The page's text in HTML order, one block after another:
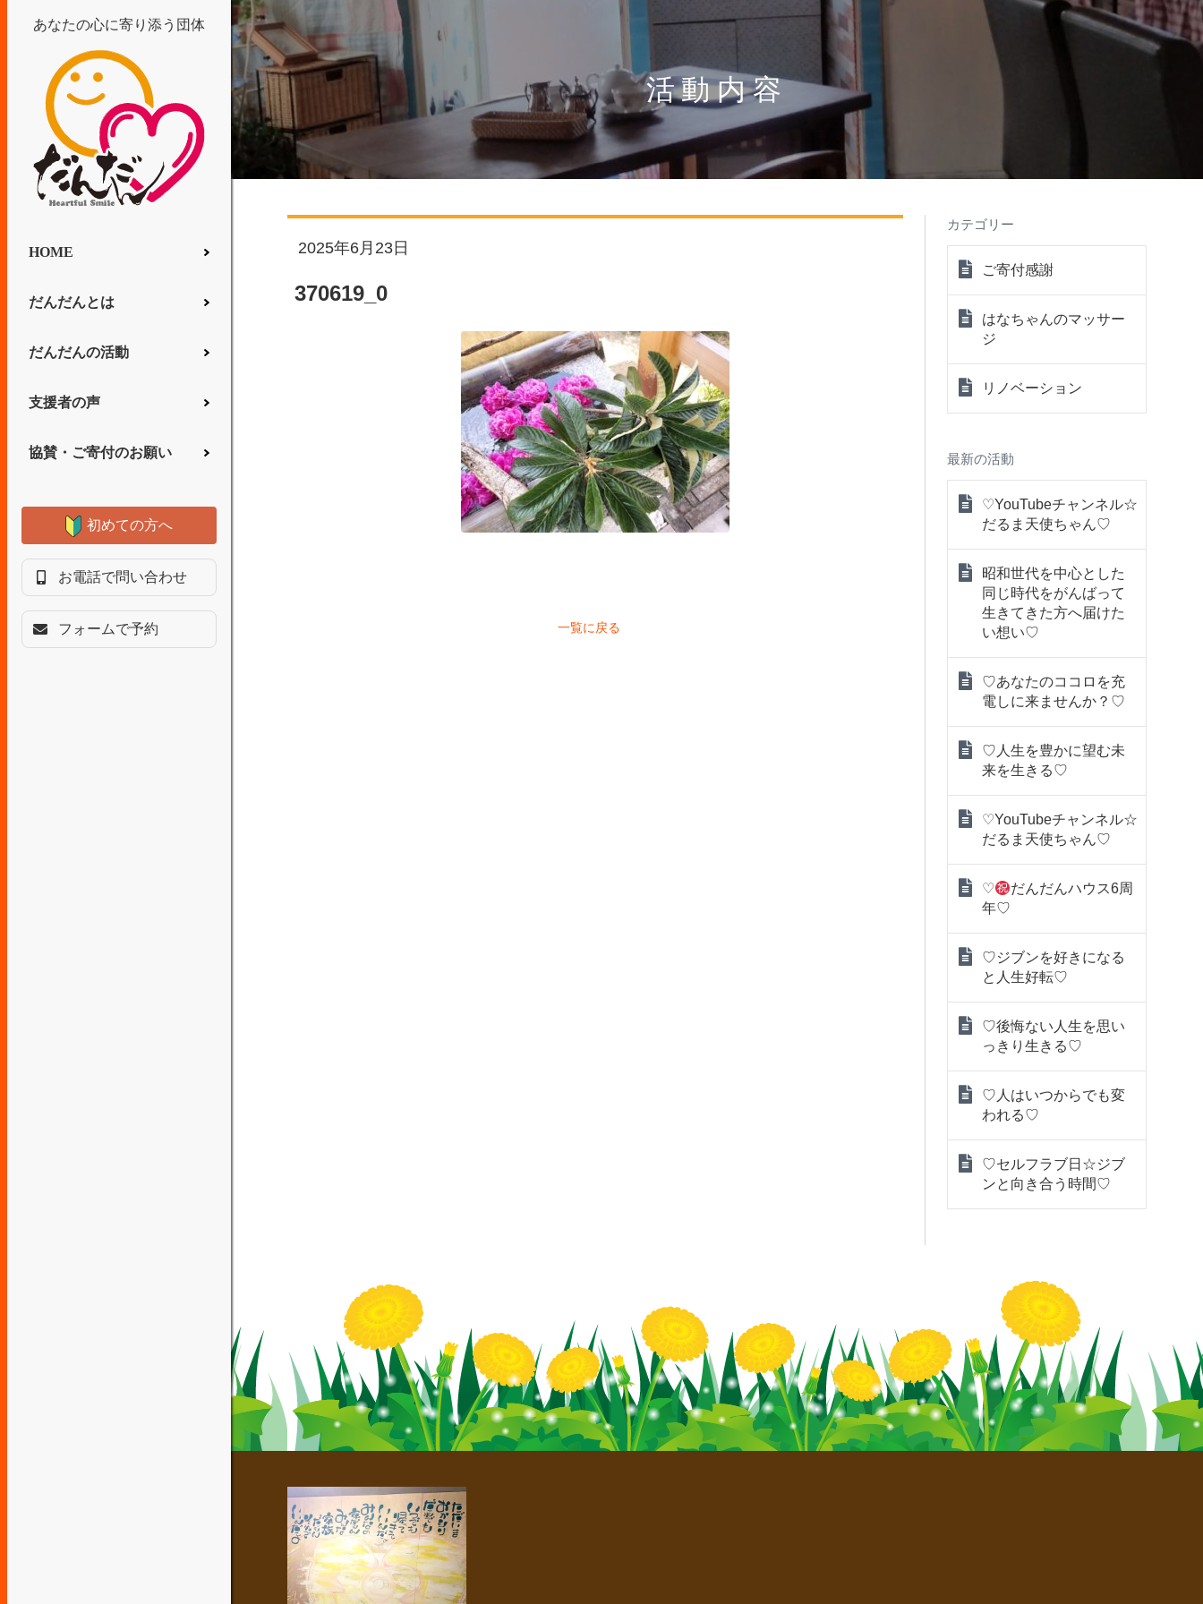
あなたの心に寄り添う団体
HOME
だんだんとは
だんだんの活動
支援者の声
協賛・ご寄付のお願い
初めての方へ
お電話で問い合わせ
フォームで予約
活動内容
2025年6月23日
370619_0
一覧に戻る
カテゴリー
ご寄付感謝
はなちゃんのマッサー
ジ
リノベーション
最新の活動
♡YouTubeチャンネル☆
だるま天使ちゃん♡
昭和世代を中心とした
同じ時代をがんばって
生きてきた方へ届けた
い想い♡
♡あなたのココロを充
電しに来ませんか？♡
♡人生を豊かに望む未
来を生きる♡
♡YouTubeチャンネル☆
だるま天使ちゃん♡
♡
だんだんハウス6周
年♡
♡ジブンを好きになる
と人生好転♡
♡後悔ない人生を思い
っきり生きる♡
♡人はいつからでも変
われる♡
♡セルフラブ日☆ジブ
ンと向き合う時間♡